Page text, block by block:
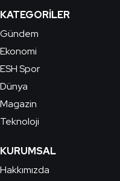
KATEGORILER
Gündem
Ekonomi
ESH Spor
Dünya
Magazin
Teknoloji
KURUMSAL
Hakkımızda